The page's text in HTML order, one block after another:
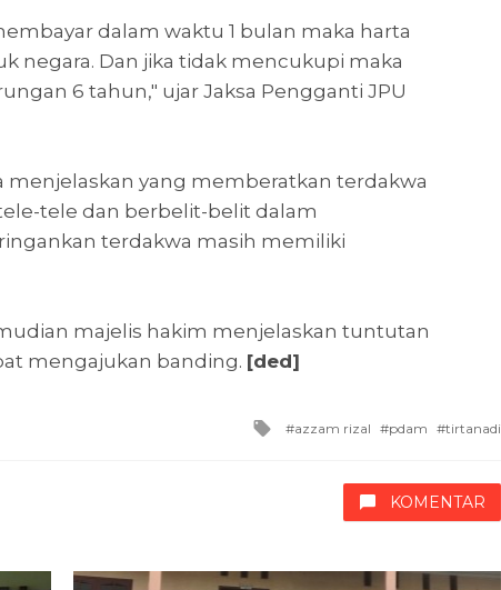
dalam waktu 1 bulan maka harta
negara. Dan jika tidak mencukupi maka
6 tahun," ujar Jaksa Pengganti JPU
menjelaskan yang memberatkan terdakwa
tele dan berbelit-belit dalam
terdakwa masih memiliki
majelis hakim menjelaskan tuntutan
mengajukan banding. [ded]
Tagged
azzam rizal pdam tirtanadi
KOMENTAR